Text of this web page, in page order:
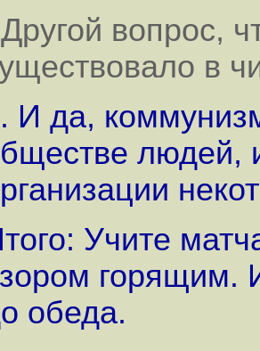
вопрос,
в
И да,
людей,
Учите
горящим.
обеда.